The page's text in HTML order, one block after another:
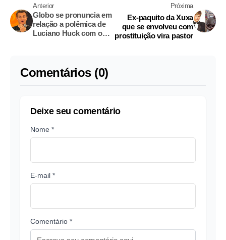
Anterior
Globo se pronuncia em
relação a polêmica de
Luciano Huck com o
Próxima
Ex-paquito da Xuxa
que se envolveu com
prostituição vira pastor
Comentários (0)
Deixe seu comentário
Nome *
E-mail *
Comentário *